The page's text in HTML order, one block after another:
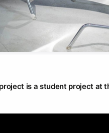
is a student project at